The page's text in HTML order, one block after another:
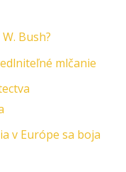
Bush?
mlčanie
v Európe sa boja